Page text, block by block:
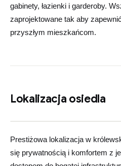
gabinety, łazienki i garderoby.
zaprojektowane tak aby
przyszłym mieszkańcom.
Lokalizacja osiedla
Art Garden
+
−
Zobacz na
Prestiżowa lokalizacja w
się prywatnością i komfortem z